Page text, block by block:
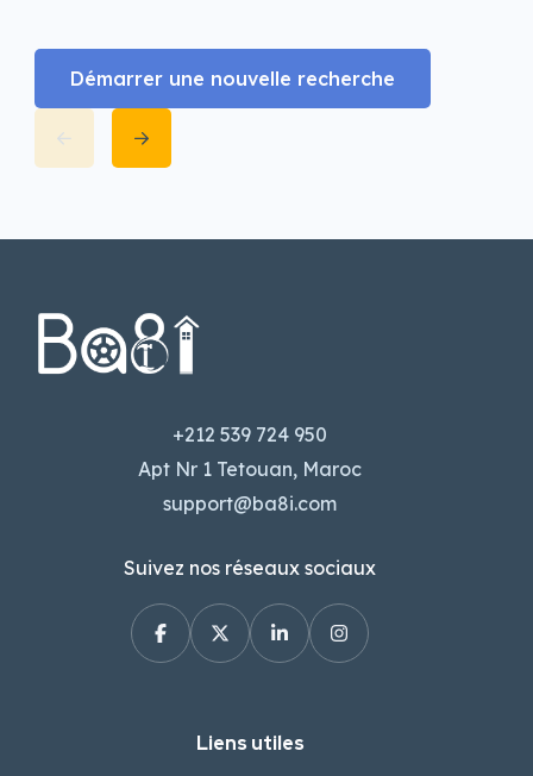
Démarrer une nouvelle recherche
+212 539 724 950
Apt Nr 1 Tetouan, Maroc
support@ba8i.com
Suivez nos réseaux sociaux
Liens utiles